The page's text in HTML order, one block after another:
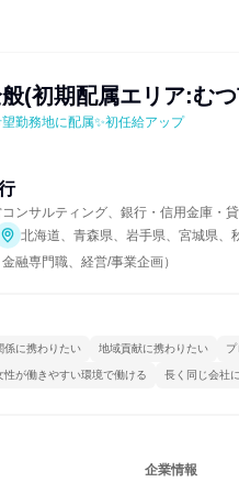
(初期配属エリア:む
勤務地に配属✨初任給アップ
ンサルティング、銀行・信用金庫・
北海道、青森県、岩手県、宮城県、
融専門職、経営/事業企画）
係に携わりたい 地域貢献に携わりたい
性が働きやすい環境で働ける 長く同じ会社
企業情報